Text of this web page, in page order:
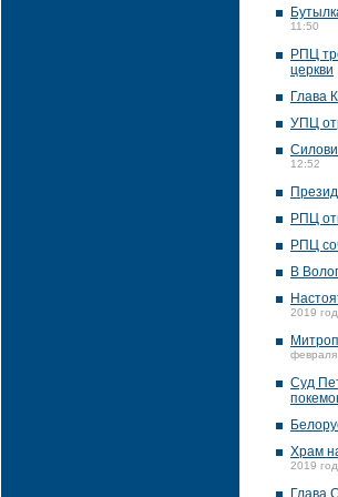
11:50
РПЦ
церкви
Глава
УПЦ
12:52
РПЦ
РПЦ
В
2019
Суд
Храм
2019
Глава